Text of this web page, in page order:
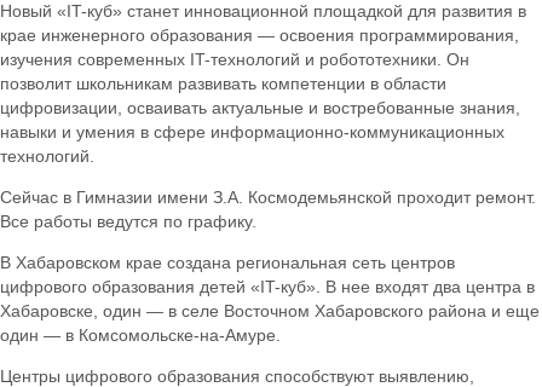
Новый «IT-куб» станет инновационной площадкой для развития в
крае инженерного образования — освоения программирования,
изучения современных IT-технологий и робототехники. Он
позволит школьникам развивать компетенции в области
цифровизации, осваивать актуальные и востребованные знания,
навыки и умения в сфере информационно-коммуникационных
технологий.
Сейчас в Гимназии имени З.А. Космодемьянской проходит ремонт.
Все работы ведутся по графику.
В Хабаровском крае создана региональная сеть центров
цифрового образования детей «IT-куб». В нее входят два центра в
Хабаровске, один — в селе Восточном Хабаровского района и еще
один — в Комсомольске-на-Амуре.
Центры цифрового образования способствуют выявлению,